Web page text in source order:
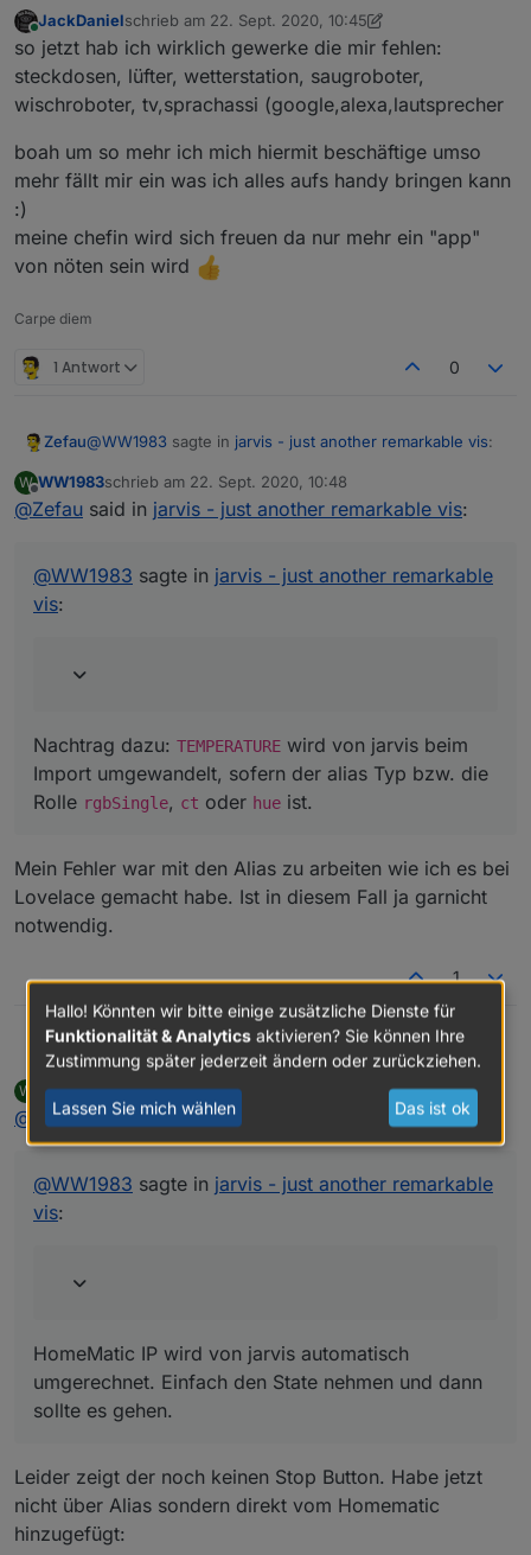
Online
JackDanielschrieb am 22. Sept. 2020, 10:45
zuletzt editiert von JackDaniel
so jetzt hab ich wirklich gewerke die mir fehlen:
steckdosen, lüfter, wetterstation, saugroboter,
wischroboter, tv,sprachassi (google,alexa,lautsprecher
boah um so mehr ich mich hiermit beschäftige umso
mehr fällt mir ein was ich alles aufs handy bringen kann
:)
meine chefin wird sich freuen da nur mehr ein "app"
von nöten sein wird
Carpe diem
1 Antwort 0
Zefau@WW1983 sagte in jarvis - just another remarkable vis:
Dimmer wird nun angezeigt. Farbe jedoch nicht:
Nachtrag dazu: TEMPERATURE wird von jarvis beim
Import umgewandelt, sofern der alias Typ bzw. die Rolle
W
Offline
WW1983schrieb am 22. Sept. 2020, 10:48
zuletzt editiert von
@Zefau said in jarvis - just another remarkable vis:
@WW1983 sagte in jarvis - just another remarkable
vis:
Nachtrag dazu: TEMPERATURE wird von jarvis beim
Import umgewandelt, sofern der alias Typ bzw. die
Rolle rgbSingle, ct oder hue ist.
Mein Fehler war mit den Alias zu arbeiten wie ich es bei
Lovelace gemacht habe. Ist in diesem Fall ja garnicht
notwendig.
1
Zefau WW1983sagte in jarvis - just another remarkable vis
Ich weiß ist nicht deine Baustelle. Aber kannst du
mir bei dem WORKING State helfen? Ich habe bei
wenn die Rolläden gerade hoch-/runterfahren. Ich
Einfach den State nehmen und dann sollte es gehen.
W
Offline
WW1983schrieb am22. Sept. 2020, 10:50
zuletzt editiert von
@ Zefausaid injarvis - just another remarkable vis:
@WW1983 sagte in jarvis - just another remarkable
vis:
HomeMatic IP wird von jarvis automatisch
umgerechnet. Einfach den State nehmen und dann
sollte es gehen.
Leider zeigt der noch keinen Stop Button. Habe jetzt
nicht über Alias sondern direkt vom Homematic
hinzugefügt:
Hallo! Könnten wir bitte einige zusätzliche Dienste für
Funktionalität & Analytics aktivieren? Sie können Ihre
Zustimmung später jederzeit ändern oder zurückziehen.
Lassen Sie mich wählen Das ist ok